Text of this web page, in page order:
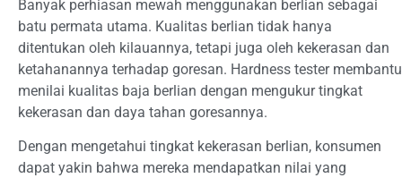
Banyak perhiasan mewah menggunakan berlian sebagai
batu permata utama. Kualitas berlian tidak hanya
ditentukan oleh kilauannya, tetapi juga oleh kekerasan dan
ketahanannya terhadap goresan. Hardness tester membantu
menilai kualitas baja berlian dengan mengukur tingkat
kekerasan dan daya tahan goresannya.
Dengan mengetahui tingkat kekerasan berlian, konsumen
dapat yakin bahwa mereka mendapatkan nilai yang